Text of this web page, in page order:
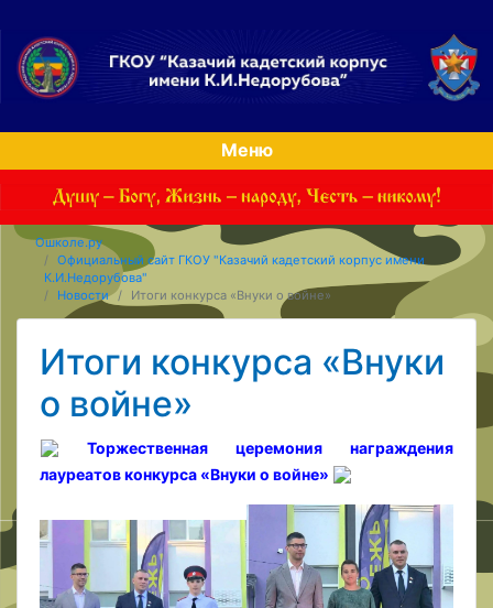
Меню
Ошколе.ру
Официальный сайт ГКОУ "Казачий кадетский корпус имени
К.И.Недорубова"
Новости
Итоги конкурса «Внуки о войне»
Итоги конкурса «Внуки
о войне»
Торжественная церемония награждения
лауреатов конкурса «Внуки о войне»